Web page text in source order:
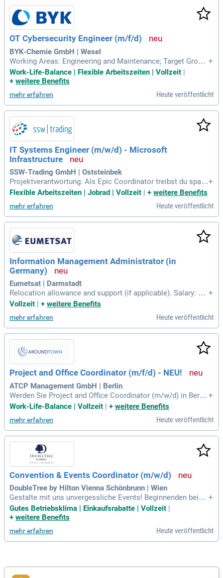
OT Cybersecurity Engineer (m/f/d)
BYK-Chemie GmbH | Wesel
Working Areas: Engineering and Maintenance; Target Group:
Professionals; Employment Type: Full-time; Legal Entity: BY
K-Chemie GmbH; Location (s): Wesel, Germany; Job Numbe
ls.
+
Work-Life-Balance | Flexible Arbeitszeiten | Vollzeit |
+ weitere Benefits
mehr erfahren Heute veröffentlicht
IT Systems Engineer (m/w/d) - Microsoft
Infrastructure
SSW-Trading GmbH | Oststeinbek
Projektverantwortung: Als Epic Coordinator treibst du span
nende Infrastrukturprojekte voran – von Colocation bis Syst
hen Branche siehst du den Erfolg deiner Arbeit innerhalb we
niger Tage.
+
Flexible Arbeitszeiten | Jobrad | Vollzeit | + weitere Benefits
mehr erfahren Heute veröffentlicht
Information Management Administrator (in
Germany)
Eumetsat | Darmstadt
Relocation allowance and support (if applicable). Salary: 72
000 EUR / YEAR. JBG81_AT.
+
Vollzeit
+ weitere Benefits
mehr erfahren Heute veröffentlicht
Project and Office Coordinator (m/f/d) - NEU!
ATCP Management GmbH | Berlin
Werden Sie Project and Office Coordinator (m/w/d) in Berlin
und gestalten Sie spannende Projekte mit! Unterstützen Sie
mentation von Fortschritten. Halten Sie Fristen ein und sorg
en Sie für einen reibungslosen Austausch zwischen internen
und externen Stakeholdern. Gleichzeitig übernehmen Sie die
Büroverwaltung und fungieren als zentrale Anlaufstelle für A
nfragen. Organisieren Sie Reisen und Veranstaltungen, einsc
hließlich der Buchung von Flügen und Hotels für Führungskr
äfte. Verstärken Sie unser Team und bringen Sie Ihre organi
satorischen Fähigkeiten ein, um den Büroalltag erfolgreich z
u gestalten!
+
Work-Life-Balance | Vollzeit | + weitere Benefits
mehr erfahren Heute veröffentlicht
Convention & Events Coordinator (m/w/d)
DoubleTree by Hilton Vienna Schönbrunn | Wien
Gestalte mit uns unvergessliche Events! Beginnenden bei
€2.263,00 brutto monatlich bieten wir ein attraktives Gehalt
spaket, das sich durch Deine Erfahrung und Leistung weiter
vention & Events Coordinator (m/w/d)!
+
Gutes Betriebsklima | Einkaufsrabatte | Vollzeit |
+ weitere Benefits
mehr erfahren Heute veröffentlicht